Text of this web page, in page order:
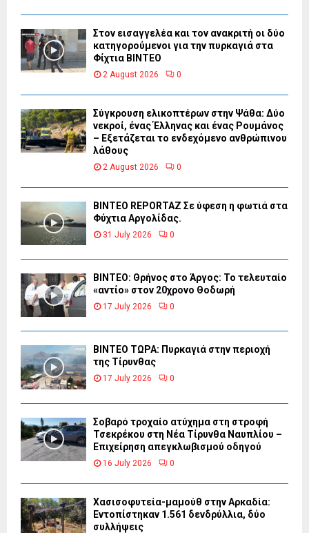
Στον εισαγγελέα και τον ανακριτή οι δύο
κατηγορούμενοι για την πυρκαγιά στα
Φίχτια ΒΙΝΤΕΟ
2 August 2026 0
Σύγκρουση ελικοπτέρων στην Ψάθα: Δύο
νεκροί, ένας Έλληνας και ένας Ρουμάνος
– Εξετάζεται το ενδεχόμενο ανθρώπινου
λάθους
2 August 2026 0
BINTEO REPORTAZ Σε ύφεση η φωτιά στα
Φύχτια Αργολίδας.
31 July 2026 0
ΒΙΝΤΕΟ: Θρήνος στο Άργος: Το τελευταίο
«αντίο» στον 20χρονο Θοδωρή
17 July 2026 0
ΒΙΝΤΕΟ ΤΩΡΑ: Πυρκαγιά στην περιοχή
της Τίρυνθας
17 July 2026 0
Σοβαρό τροχαίο ατύχημα στη στροφή
Τσεκρέκου στη Νέα Τίρυνθα Ναυπλίου –
Επιχείρηση απεγκλωβισμού οδηγού
16 July 2026 0
Χασισοφυτεία-μαμούθ στην Αρκαδία:
Εντοπίστηκαν 1.561 δενδρύλλια, δύο
συλλήψεις